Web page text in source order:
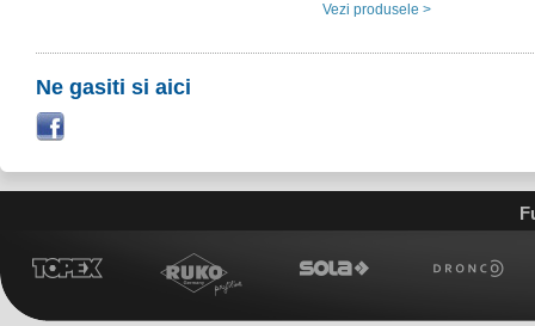
Vezi produsele >
Ne gasiti si aici